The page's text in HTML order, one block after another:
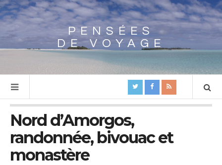
Array
PENSÉES
DE VOYAGE
Nord d’Amorgos,
randonnée, bivouac et
monastère